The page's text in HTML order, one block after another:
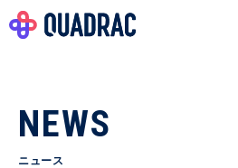
NEWS
ニュース